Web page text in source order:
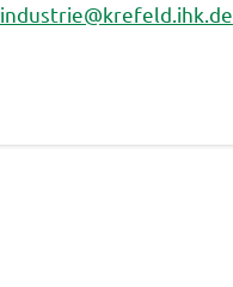
industrie@krefeld.ihk.de